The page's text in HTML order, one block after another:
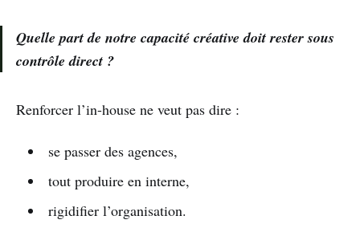
Quelle part de notre capacité créative doit rester sous
contrôle direct ?
Renforcer l’in-house ne veut pas dire :
se passer des agences,
tout produire en interne,
rigidifier l’organisation.